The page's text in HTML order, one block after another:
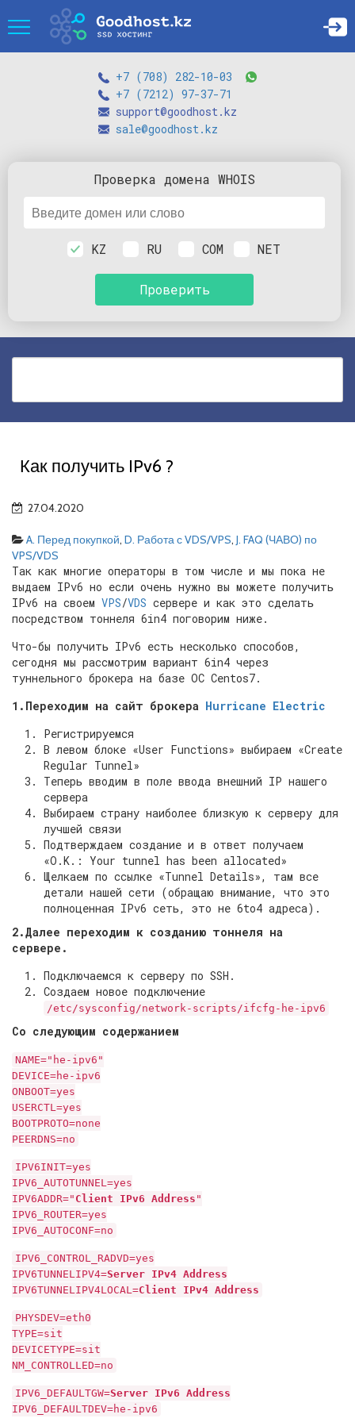
+7 (708) 282-10-03
+7 (7212) 97-37-71
support@goodhost.kz
sale@goodhost.kz
Проверка домена WHOIS
Проверить
KZ RU COM NET
Как получить IPv6 ?
27.04.2020
A. Перед покупкой, D. Работа с VDS/VPS, J. FAQ (ЧАВО) по
VPS/VDS
Так как многие операторы в том числе и мы пока не
выдаем IPv6 но если очень нужно вы можете получить
IPv6 на своем VPS/VDS сервере и как это сделать
посредством тоннеля 6in4 поговорим ниже.
Что-бы получить IPv6 есть несколько способов,
сегодня мы рассмотрим вариант 6in4 через
туннельного брокера на базе ОС Centos7.
1.Переходим на сайт брокера Hurricane Electric
Регистрируемся
В левом блоке «User Functions» выбираем «Create
Regular Tunnel»
Теперь вводим в поле ввода внешний IP нашего
сервера
Выбираем страну наиболее близкую к серверу для
лучшей связи
Подтверждаем создание и в ответ получаем
«O.K.: Your tunnel has been allocated»
Щелкаем по ссылке «Tunnel Details», там все
детали нашей сети (обращаю внимание, что это
полноценная IPv6 сеть, это не 6to4 адреса).
2.Далее переходим к созданию тоннеля на
сервере.
Подключаемся к серверу по SSH.
Создаем новое подключение
/etc/sysconfig/network-scripts/ifcfg-he-ipv6
Со следующим содержанием
NAME="he-ipv6"
DEVICE=he-ipv6
ONBOOT=yes
USERCTL=yes
BOOTPROTO=none
PEERDNS=no
IPV6INIT=yes
IPV6_AUTOTUNNEL=yes
IPV6ADDR=" Client IPv6 Address "
IPV6_ROUTER=yes
IPV6_AUTOCONF=no
IPV6_CONTROL_RADVD=yes
IPV6TUNNELIPV4=Server IPv4 Address
IPV6TUNNELIPV4LOCAL=Client IPv4 Address
PHYSDEV=eth0
TYPE=sit
DEVICETYPE=sit
NM_CONTROLLED=no
IPV6_DEFAULTGW=Server IPv6 Address
IPV6_DEFAULTDEV=he-ipv6